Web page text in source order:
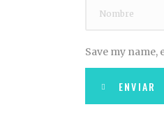
Save my
ENVIAR